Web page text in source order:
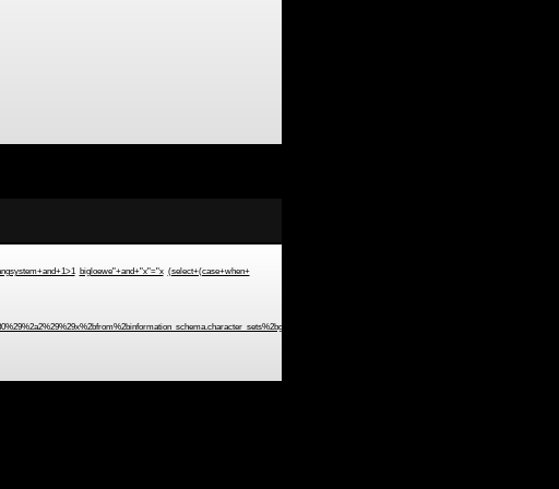
bigloewe"+and+"x"="x (select+(case+when+